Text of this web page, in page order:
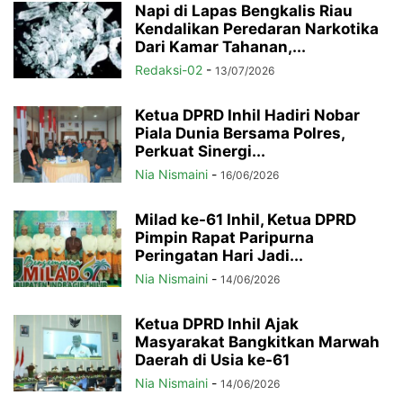
Napi di Lapas Bengkalis Riau
Kendalikan Peredaran Narkotika
Dari Kamar Tahanan,...
Redaksi-02 - 13/07/2026
Ketua DPRD Inhil Hadiri Nobar
Piala Dunia Bersama Polres,
Perkuat Sinergi...
Nia Nismaini - 16/06/2026
Milad ke-61 Inhil, Ketua DPRD
Pimpin Rapat Paripurna
Peringatan Hari Jadi...
Nia Nismaini - 14/06/2026
Ketua DPRD Inhil Ajak
Masyarakat Bangkitkan Marwah
Daerah di Usia ke-61
Nia Nismaini - 14/06/2026